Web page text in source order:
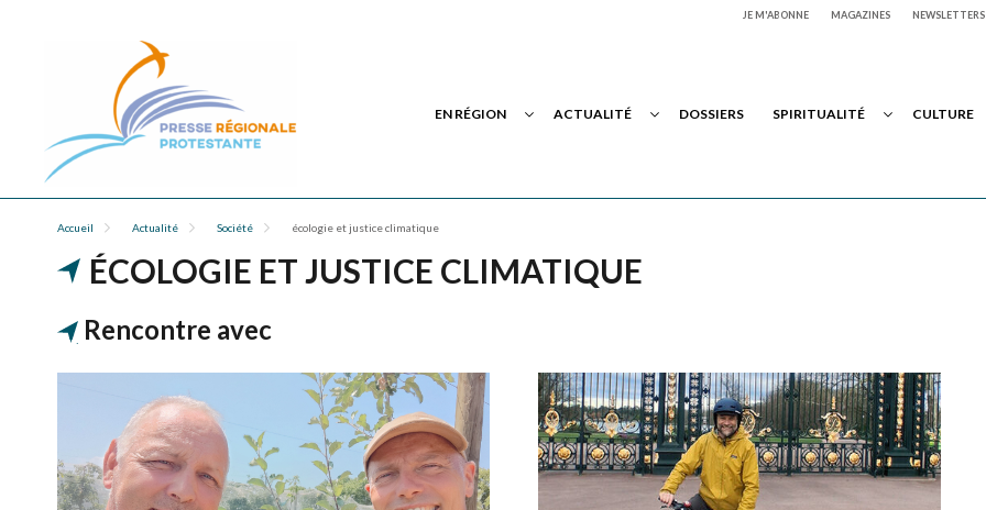
JE M'ABONNE MAGAZINES NEWSLETTERS
EN RÉGION ACTUALITÉ DOSSIERS SPIRITUALITÉ CULTURE
Accueil Actualité Société écologie et justice climatique
ÉCOLOGIE ET JUSTICE CLIMATIQUE
Rencontre avec